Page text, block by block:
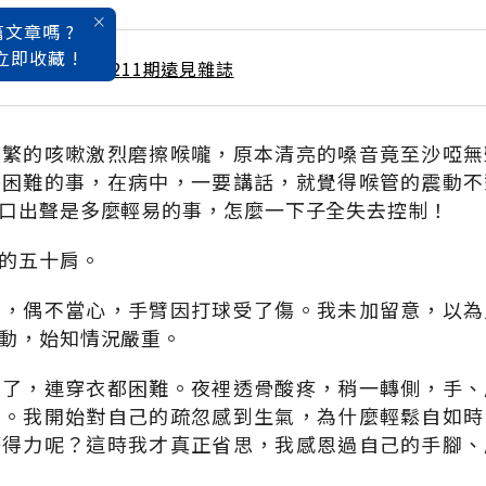
章嗎 ?
即收藏 !
月號雜誌 第211期遠見雜誌
的咳嗽激烈磨擦喉嚨，原本清亮的嗓音竟至沙啞
難的事，在病中，一要講話，就覺得喉管的震動
出聲是多麼輕易的事，怎麼一下子全失去控制！
五十肩。
偶不當心，手臂因打球受了傷。我未加留意，以
，始知情況嚴重。
，連穿衣都困難。夜裡透骨酸疼，稍一轉側，手
我開始對自己的疏忽感到生氣，為什麼輕鬆自如
力呢？這時我才真正省思，我感恩過自己的手腳